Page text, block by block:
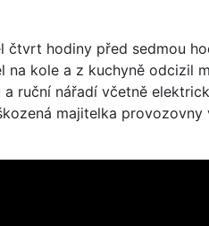
čtvrt hodiny před sedmou
kole a z kuchyně odcizil
ruční nářadí včetně
majitelka